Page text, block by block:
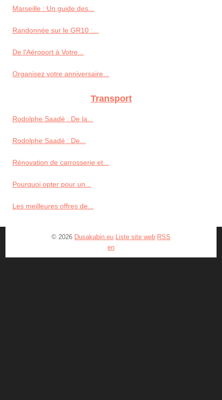
Marseille : Un guide des...
Randonnée sur le GR10 :...
De l'Aéroport à Votre...
Organisez votre anniversaire...
Transport
Rodolphe Saadé : De la...
Rodolphe Saadé : De...
Rénovation de carrosserie et...
Pourquoi opter pour un...
Les meilleures offres de...
© 2026 Dusakabin.eu Liste site web RSS
en